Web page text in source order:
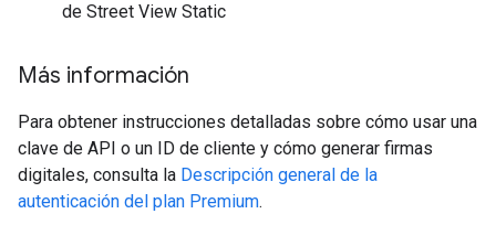
de Street View Static
Más información
Para obtener instrucciones detalladas sobre cómo usar una
clave de API o un ID de cliente y cómo generar firmas
digitales, consulta la Descripción general de la
autenticación del plan Premium.